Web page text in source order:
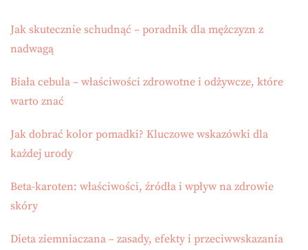
Jak skutecznie schudnąć – poradnik dla mężczyzn z
nadwagą
Biała cebula – właściwości zdrowotne i odżywcze, które
warto znać
Jak dobrać kolor pomadki? Kluczowe wskazówki dla
każdej urody
Beta-karoten: właściwości, źródła i wpływ na zdrowie
skóry
Dieta ziemniaczana – zasady, efekty i przeciwwskazania